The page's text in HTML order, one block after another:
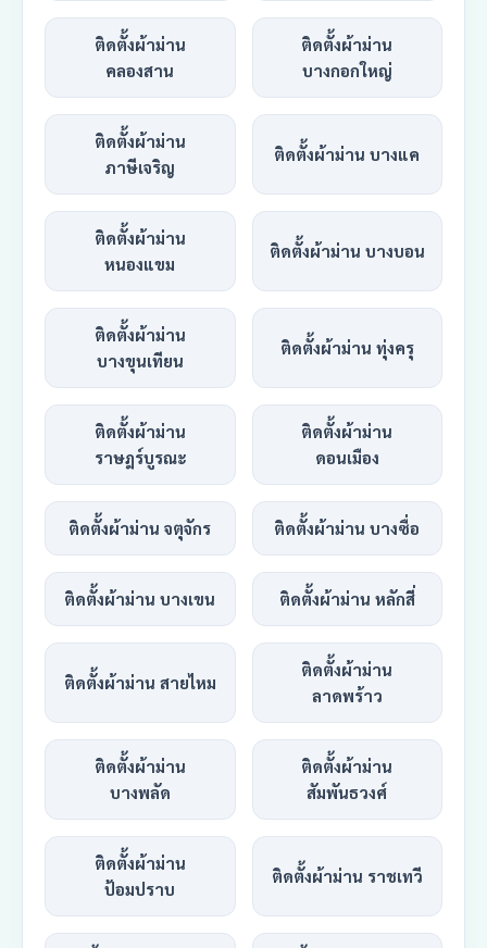
ติดตั้งผ้าม่าน
คลองสาน
ติดตั้งผ้าม่าน
บางกอกใหญ่
ติดตั้งผ้าม่าน
ภาษีเจริญ
ติดตั้งผ้าม่าน บางแค
ติดตั้งผ้าม่าน
หนองแขม
ติดตั้งผ้าม่าน บางบอน
ติดตั้งผ้าม่าน
บางขุนเทียน
ติดตั้งผ้าม่าน ทุ่งครุ
ติดตั้งผ้าม่าน
ราษฎร์บูรณะ
ติดตั้งผ้าม่าน
ดอนเมือง
ติดตั้งผ้าม่าน จตุจักร ติดตั้งผ้าม่าน บางซื่อ
ติดตั้งผ้าม่าน บางเขน ติดตั้งผ้าม่าน หลักสี่
ติดตั้งผ้าม่าน สายไหม
ติดตั้งผ้าม่าน
ลาดพร้าว
ติดตั้งผ้าม่าน
บางพลัด
ติดตั้งผ้าม่าน
สัมพันธวงศ์
ติดตั้งผ้าม่าน
ป้อมปราบ
ติดตั้งผ้าม่าน ราชเทวี